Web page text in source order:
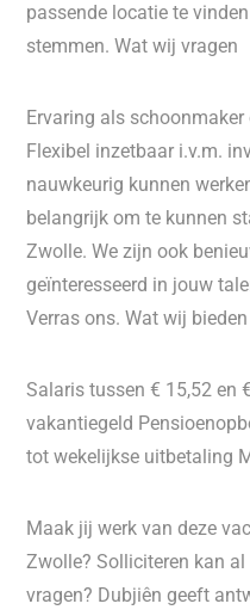
passende locatie te
stemmen. Wat wij vragen
Ervaring als
Flexibel inzetbaar i.v.m.
nauwkeurig kunnen
belangrijk om te kunnen
Zwolle. We zijn ook
geïnteresseerd in jouw
Verras ons. Wat wij bieden
Salaris tussen € 15,52 en
vakantiegeld
tot wekelijkse uitbetaling
Maak jij werk van deze
Zwolle? Solliciteren kan
vragen? Dubjiên geeft